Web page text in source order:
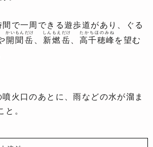
で一周できる遊歩道があり、ぐる
開聞岳
かいもんだけ
新燃岳
しんもえだけ
高千穂峰
たかちほのみね
を望む
火口のあとに、雨などの水が溜ま
。